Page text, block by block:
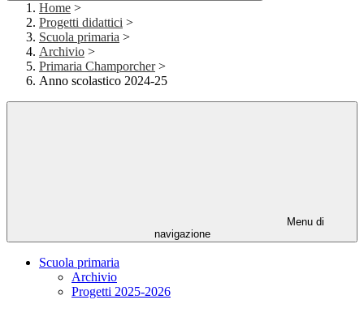
Home >
Progetti didattici >
Scuola primaria >
Archivio >
Primaria Champorcher >
Anno scolastico 2024-25
Menu di
navigazione
Scuola primaria
Archivio
Progetti 2025-2026